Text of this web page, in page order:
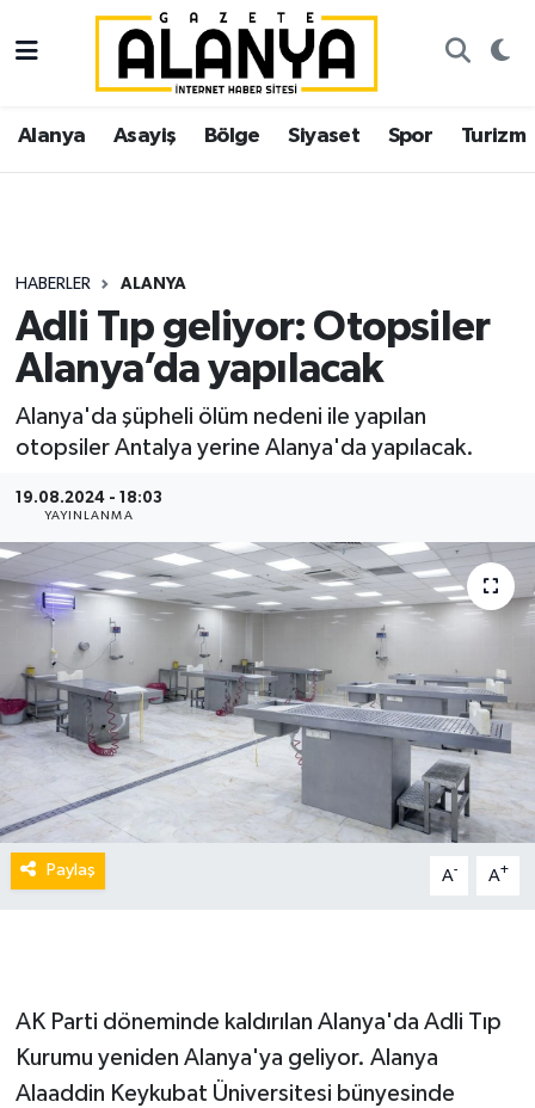
Alanya Asayiş Bölge Siyaset Spor Turizm
HABERLER ALANYA
Adli Tıp geliyor: Otopsiler
Alanya’da yapılacak
Alanya'da şüpheli ölüm nedeni ile yapılan
otopsiler Antalya yerine Alanya'da yapılacak.
19.08.2024 - 18:03
YAYINLANMA
Paylaş A- A+
AK Parti döneminde kaldırılan Alanya'da Adli Tıp
Kurumu yeniden Alanya'ya geliyor. Alanya
Alaaddin Keykubat Üniversitesi bünyesinde
Alanya
Asayiş
Siyaset
Turizm
Ekonomi
Gazipaşa
İstanbul Nöbetçi Eczaneler
İstanbul Hava Durumu
Süper Lig Puan Durumu ve Fikstür
Tüm Manşetler
Son Dakika Haberleri
Haber Arşivi